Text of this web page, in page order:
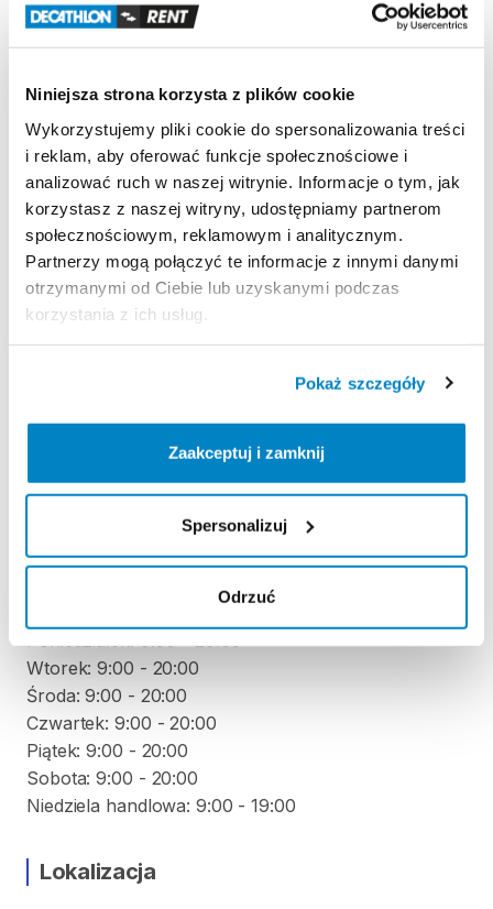
Niniejsza strona korzysta z plików cookie
Wykorzystujemy pliki cookie do spersonalizowania treści
i reklam, aby oferować funkcje społecznościowe i
analizować ruch w naszej witrynie. Informacje o tym, jak
korzystasz z naszej witryny, udostępniamy partnerom
społecznościowym, reklamowym i analitycznym.
Partnerzy mogą połączyć te informacje z innymi danymi
otrzymanymi od Ciebie lub uzyskanymi podczas
korzystania z ich usług.
Pokaż szczegóły
Zaakceptuj i zamknij
Spersonalizuj
Odrzuć
Zapewnia
dobrą swobodę niezależnie od
uprawianego sportu wodnego.
Kamizelka przeznaczona dla osób o wadze
do 60 kg.
Strona produktu w sklepie
Zasady wypożyczenia
REGULAMIN
Nie pobieramy kaucji za wypożyczenie tego
ODBIÓR I ZWROT SPRZĘTU
Poniedziałek: 9:00 - 20:00
Wtorek: 9:00 - 20:00
Środa: 9:00 - 20:00
Czwartek: 9:00 - 20:00
Piątek: 9:00 - 20:00
Sobota: 9:00 - 20:00
Niedziela handlowa: 9:00 - 19:00
Lokalizacja